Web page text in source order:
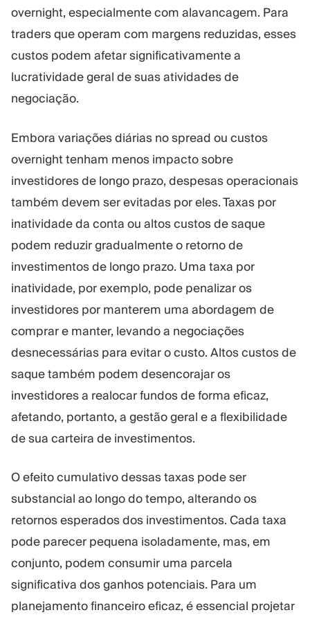
overnight, especialmente com alavancagem. Para
traders que operam com margens reduzidas, esses
custos podem afetar significativamente a
lucratividade geral de suas atividades de
negociação.
Embora variações diárias no spread ou custos
overnight tenham menos impacto sobre
investidores de longo prazo, despesas operacionais
também devem ser evitadas por eles. Taxas por
inatividade da conta ou altos custos de saque
podem reduzir gradualmente o retorno de
investimentos de longo prazo. Uma taxa por
inatividade, por exemplo, pode penalizar os
investidores por manterem uma abordagem de
comprar e manter, levando a negociações
desnecessárias para evitar o custo. Altos custos de
saque também podem desencorajar os
investidores a realocar fundos de forma eficaz,
afetando, portanto, a gestão geral e a flexibilidade
de sua carteira de investimentos.
O efeito cumulativo dessas taxas pode ser
substancial ao longo do tempo, alterando os
retornos esperados dos investimentos. Cada taxa
pode parecer pequena isoladamente, mas, em
conjunto, podem consumir uma parcela
significativa dos ganhos potenciais. Para um
planejamento financeiro eficaz, é essencial projetar